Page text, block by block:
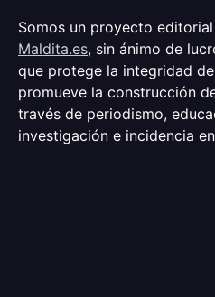
Somos un proyecto
Maldita.es, sin ánimo de
que protege la integridad
promueve la construcción
través de periodismo,
investigación e incidencia